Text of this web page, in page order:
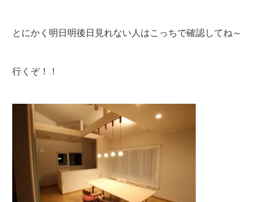
とにかく明日明後日見れない人はこっちで確認してね～
行くぞ！！